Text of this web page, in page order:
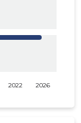
2022 2026